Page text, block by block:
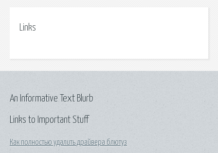
Links
Links to Important Stuff
Как полностью удалить драйвера блютуз
An Informative Text Blurb